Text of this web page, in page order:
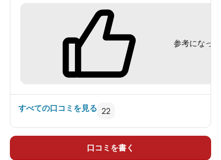
参考になった
すべての口コミを見る 22
口コミを書く